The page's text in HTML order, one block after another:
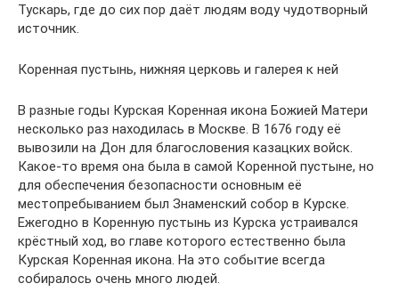
Тускарь, где до сих пор даёт людям воду чудотворный
источник.
Коренная пустынь, нижняя церковь и галерея к ней
В разные годы Курская Коренная икона Божией Матери
несколько раз находилась в Москве. В 1676 году её
вывозили на Дон для благословения казацких войск.
Какое-то время она была в самой Коренной пустыне, но
для обеспечения безопасности основным её
местопребыванием был Знаменский собор в Курске.
Ежегодно в Коренную пустынь из Курска устраивался
крёстный ход, во главе которого естественно была
Курская Коренная икона. На это событие всегда
собиралось очень много людей.